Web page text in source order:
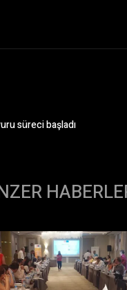
süreci başladı